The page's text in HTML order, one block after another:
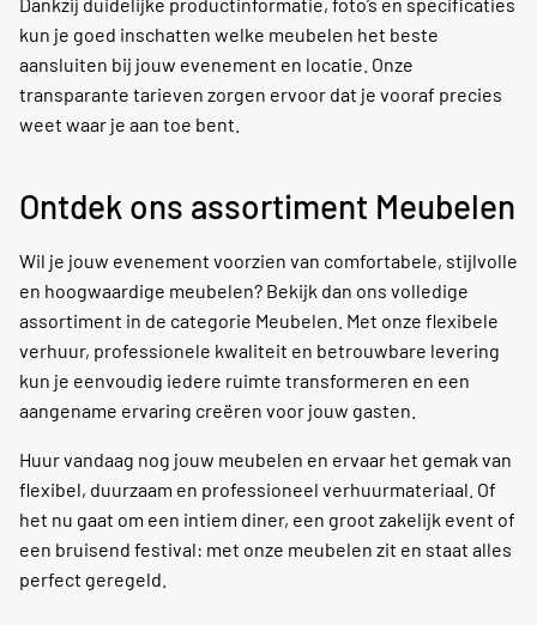
kun je goed inschatten welke meubelen het beste
aansluiten bij jouw evenement en locatie. Onze
transparante tarieven zorgen ervoor dat je vooraf precies
weet waar je aan toe bent.
Ontdek ons assortiment Meubelen
Wil je jouw evenement voorzien van comfortabele, stijlvolle
en hoogwaardige meubelen? Bekijk dan ons volledige
assortiment in de categorie Meubelen. Met onze flexibele
verhuur, professionele kwaliteit en betrouwbare levering
kun je eenvoudig iedere ruimte transformeren en een
aangename ervaring creëren voor jouw gasten.
Huur vandaag nog jouw meubelen en ervaar het gemak van
flexibel, duurzaam en professioneel verhuurmateriaal. Of
het nu gaat om een intiem diner, een groot zakelijk event of
een bruisend festival: met onze meubelen zit en staat alles
perfect geregeld.